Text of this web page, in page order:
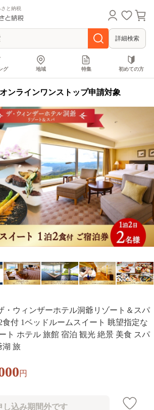
さと納税
詳細検索
グ 地域 特集 初めての方
オンラインワンストップ申請対象
・ウィンザーホテル洞爺リゾート＆スパ
付 1ベッドルームスイート 眺望指定な
ト ホテル 旅館 宿泊 観光 絶景 美食 スパ
湖 旅
円